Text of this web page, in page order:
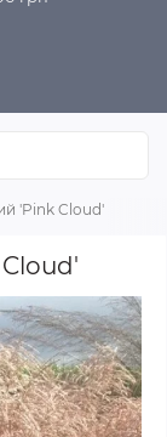
'Pink Cloud'